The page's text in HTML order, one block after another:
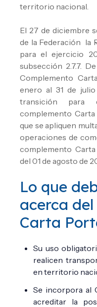
territorio nacional.
El 27 de diciembre
de la Federación la
para el ejercicio
subsección 2.7.7.
Complemento
enero al 31 de
transición para
complemento
que se apliquen
operaciones de
complemento
del 01 de agosto de
Lo que
acerca del
Carta
Su uso
realicen
en territorio
Se incorpora al
acreditar la